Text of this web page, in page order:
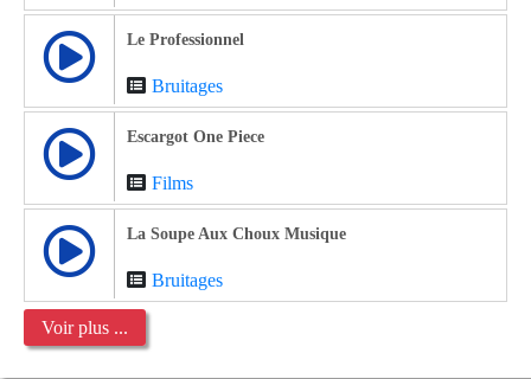
Le Professionnel
Bruitages
Escargot One Piece
Films
La Soupe Aux Choux Musique
Bruitages
Voir plus ...